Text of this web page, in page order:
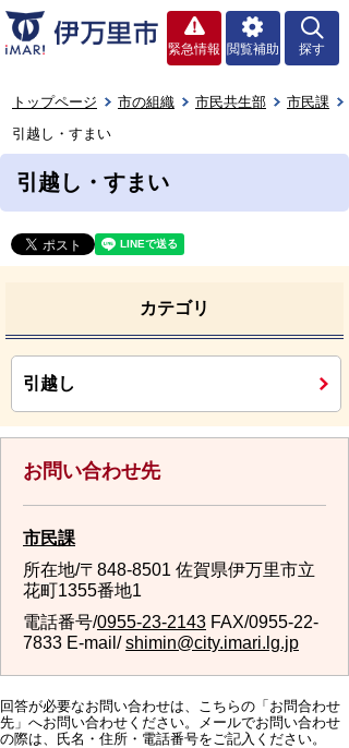
緊急情報 閲覧補助 探す
トップページ 市の組織 市民共生部
市民課
引越し・すまい
引越し・すまい
カテゴリ
引越し
お問い合わせ先
市民課
所在地/〒848-8501 佐賀県伊万里市立
花町1355番地1
電話番号/0955-23-2143 FAX/0955-22-
7833 E-mail/shimin@city.imari.lg.jp
回答が必要なお問い合わせは、こちらの「お問合わせ
先」へお問い合わせください。メールでお問い合わせ
の際は、氏名・住所・電話番号をご記入ください。